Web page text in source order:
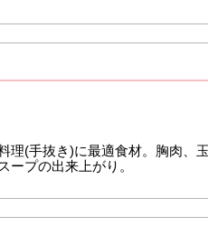
理(手抜き)に最適食材。胸肉、
ープの出来上がり。